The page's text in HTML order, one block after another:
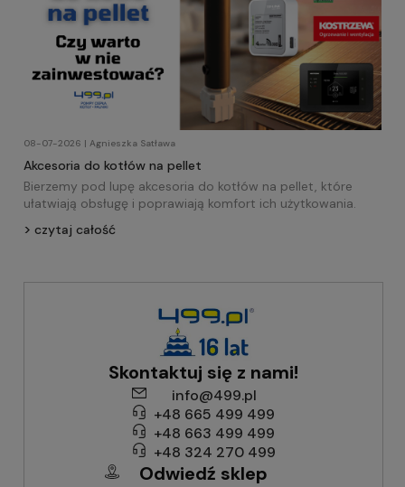
08-07-2026 | Agnieszka Satława
Akcesoria do kotłów na pellet
Bierzemy pod lupę akcesoria do kotłów na pellet, które
ułatwiają obsługę i poprawiają komfort ich użytkowania.
czytaj całość
Skontaktuj się z nami!
info@499.pl
+48 665 499 499
+48 663 499 499
+48 324 270 499
Odwiedź sklep